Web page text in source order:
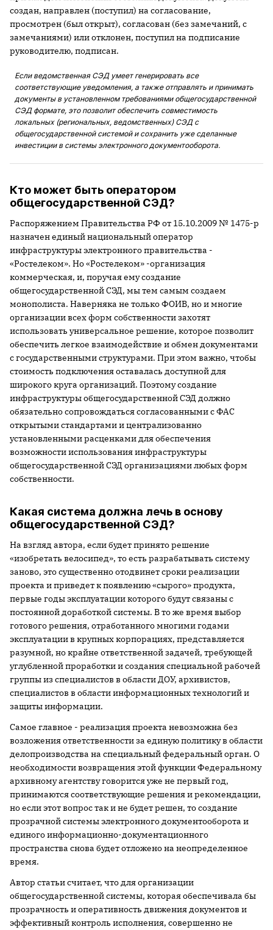
создан, направлен (поступил) на согласование,
просмотрен (был открыт), согласован (без замечаний, с
замечаниями) или отклонен, поступил на подписание
руководителю, подписан.
Если ведомственная СЭД умеет генерировать все
соответствующие уведомления, а также отправлять и принимать
документы в установленном требованиями общегосударственной
СЭД формате, это позволит обеспечить совместимость
локальных (региональных, ведомственных) СЭД с
общегосударственной системой и сохранить уже сделанные
инвестиции в системы электронного документооборота.
Кто может быть оператором
общегосударственной СЭД?
Распоряжением Правительства РФ от 15.10.2009 № 1475-р
назначен единый национальный оператор
инфраструктуры электронного правительства -
«Ростелеком». Но «Ростелеком» -организация
коммерческая, и, поручая ему создание
общегосударственной СЭД, мы тем самым создаем
монополиста. Наверняка не только ФОИВ, но и многие
организации всех форм собственности захотят
использовать универсальное решение, которое позволит
обеспечить легкое взаимодействие и обмен документами
с государственными структурами. При этом важно, чтобы
стоимость подключения оставалась доступной для
широкого круга организаций. Поэтому создание
инфраструктуры общегосударственной СЭД должно
обязательно сопровождаться согласованными с ФАС
открытыми стандартами и централизованно
установленными расценками для обеспечения
возможности использования инфраструктуры
общегосударственной СЭД организациями любых форм
собственности.
Какая система должна лечь в основу
общегосударственной СЭД?
На взгляд автора, если будет принято решение
«изобретать велосипед», то есть разрабатывать систему
заново, это существенно отодвинет сроки реализации
проекта и приведет к появлению «сырого» продукта,
первые годы эксплуатации которого будут связаны с
постоянной доработкой системы. В то же время выбор
готового решения, отработанного многими годами
эксплуатации в крупных корпорациях, представляется
разумной, но крайне ответственной задачей, требующей
углубленной проработки и создания специальной рабочей
группы из специалистов в области ДОУ, архивистов,
специалистов в области информационных технологий и
защиты информации.
Самое главное - реализация проекта невозможна без
возложения ответственности за единую политику в области
делопроизводства на специальный федеральный орган. О
необходимости возвращения этой функции Федеральному
архивному агентству говорится уже не первый год,
принимаются соответствующие решения и рекомендации,
но если этот вопрос так и не будет решен, то создание
прозрачной системы электронного документооборота и
единого информационно-документационного
пространства снова будет отложено на неопределенное
время.
Автор статьи считает, что для организации
общегосударственной системы, которая обеспечивала бы
прозрачность и оперативность движения документов и
эффективный контроль исполнения, совершенно не